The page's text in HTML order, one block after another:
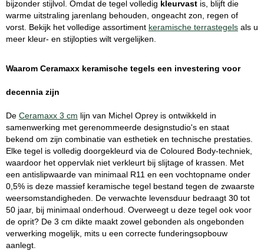
bijzonder stijlvol. Omdat de tegel volledig kleurvast is, blijft die
warme uitstraling jarenlang behouden, ongeacht zon, regen of
vorst. Bekijk het volledige assortiment keramische terrastegels als u
meer kleur- en stijlopties wilt vergelijken.
Waarom Ceramaxx keramische tegels een investering voor
decennia zijn
De Ceramaxx 3 cm lijn van Michel Oprey is ontwikkeld in
samenwerking met gerenommeerde designstudio's en staat
bekend om zijn combinatie van esthetiek en technische prestaties.
Elke tegel is volledig doorgekleurd via de Coloured Body-techniek,
waardoor het oppervlak niet verkleurt bij slijtage of krassen. Met
een antislipwaarde van minimaal R11 en een vochtopname onder
0,5% is deze massief keramische tegel bestand tegen de zwaarste
weersomstandigheden. De verwachte levensduur bedraagt 30 tot
50 jaar, bij minimaal onderhoud. Overweegt u deze tegel ook voor
de oprit? De 3 cm dikte maakt zowel gebonden als ongebonden
verwerking mogelijk, mits u een correcte funderingsopbouw
aanlegt.